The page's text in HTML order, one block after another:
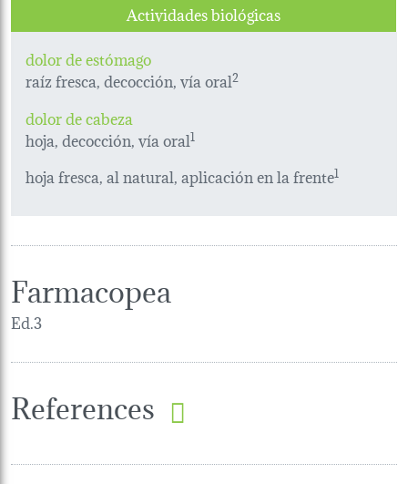
Actividades biológicas
dolor de estómago
raíz fresca, decocción, vía oral2
dolor de cabeza
hoja, decocción, vía oral1
hoja fresca, al natural, aplicación en la frente1
Farmacopea
Ed.3
References